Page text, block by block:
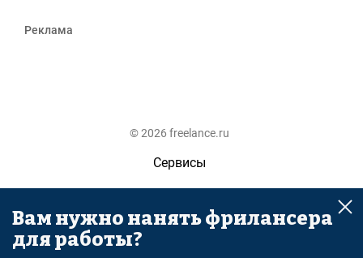
Реклама
© 2026 freelance.ru
Сервисы
Помощь
Поиск
Вам нужно нанять фрилансера
для работы?